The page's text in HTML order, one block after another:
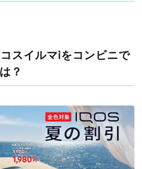
スイルマiをコンビニで
？